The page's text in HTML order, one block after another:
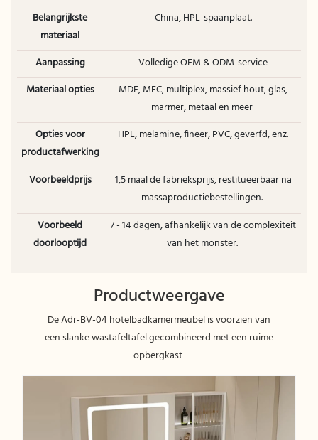
Belangrijkste
materiaal
China, HPL-spaanplaat.
Aanpassing
Volledige OEM & ODM-service
Materiaal opties
MDF, MFC, multiplex, massief hout, glas,
marmer, metaal en meer
Opties voor
productafwerking
HPL, melamine, fineer, PVC, geverfd, enz.
Voorbeeldprijs
1,5 maal de fabrieksprijs, restitueerbaar na
massaproductiebestellingen.
Voorbeeld
doorlooptijd
7 - 14 dagen, afhankelijk van de complexiteit
van het monster.
Productweergave
De Adr-BV-04 hotelbadkamermeubel is voorzien van
een slanke wastafeltafel gecombineerd met een ruime
opbergkast